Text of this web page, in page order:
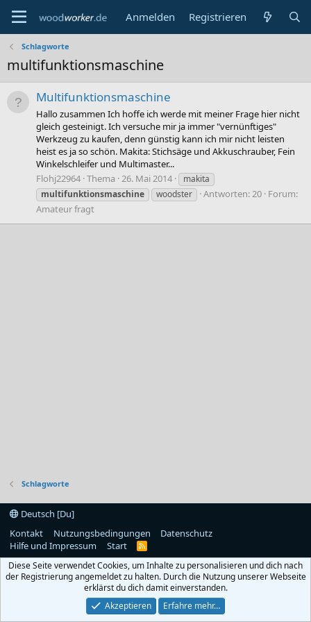
Anmelden Registrieren
Schlagworte
multifunktionsmaschine
Multifunktionsmaschine
Hallo zusammen Ich hoffe ich werde mit meiner Frage hier nicht
gleich gesteinigt. Ich versuche mir ja immer "vernünftiges"
Werkzeug zu kaufen, denn günstig kann ich mir nicht leisten
heist es ja so schön. Makita: Stichsäge und Akkuschrauber, Fein
Winkelschleifer und Multimaster...
Flohj22964 Thema 26. Mai 2014
makita
multifunktionsmaschine
woodster Antworten: 20 Forum:
Amateur fragt
Schlagworte
Deutsch [Du]
Kontakt
Nutzungsbedingungen
Datenschutz
Hilfe und Impressum
Start
R
S
Diese Seite verwendet Cookies, um Inhalte zu personalisieren und dich nach
der Registrierung angemeldet zu halten. Durch die Nutzung unserer Webseite
erklärst du dich damit einverstanden.
Akzeptieren
Erfahre mehr…